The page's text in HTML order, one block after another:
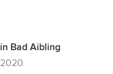
Bad Aibling